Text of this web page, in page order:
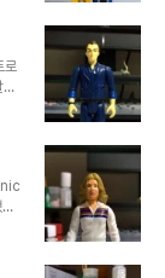
그
로